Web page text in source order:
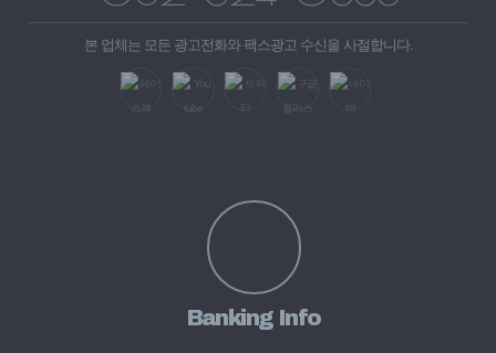
본 업체는 모든 광고전화와 팩스광고 수신을 사절합니다.
Banking Info